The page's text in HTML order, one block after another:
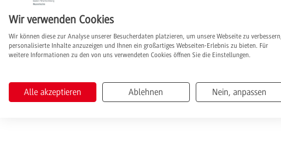
Wir verwenden Cookies
Wir können diese zur Analyse unserer Besucherdaten platzieren, um unsere Webseite zu verbessern,
personalisierte Inhalte anzuzeigen und Ihnen ein großartiges Webseiten-Erlebnis zu bieten. Für
weitere Informationen zu den von uns verwendeten Cookies öffnen Sie die Einstellungen.
Alle akzeptieren Ablehnen Nein, anpassen